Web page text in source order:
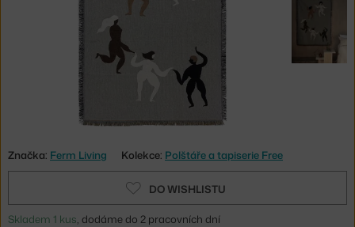
Značka: Ferm Living Kolekce: Polštáře a tapiserie Free
DO WISHLISTU
Skladem 1 kus, dodáme do 2 pracovních dní